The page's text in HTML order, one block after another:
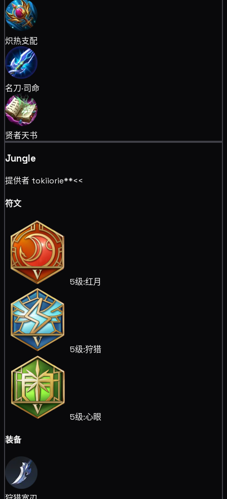
炽热支配
名刀·司命
贤者天书
Jungle
提供者 tokiiorie**<<
符文
5级:红月
5级:狩猎
5级:心眼
装备